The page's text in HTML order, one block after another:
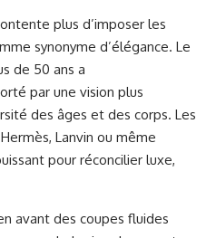
plus d’imposer les
synonyme d’élégance. Le
de 50 ans a
par une vision plus
des âges et des corps. Les
Lanvin ou même
pour réconcilier luxe,
avant des coupes fluides